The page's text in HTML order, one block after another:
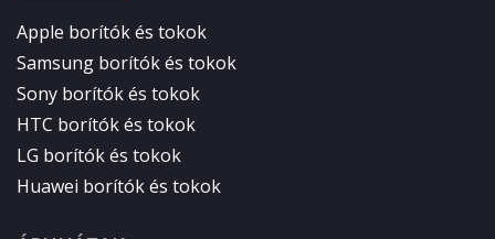
Apple borítók és tokok
Samsung borítók és tokok
Sony borítók és tokok
HTC borítók és tokok
LG borítók és tokok
Huawei borítók és tokok